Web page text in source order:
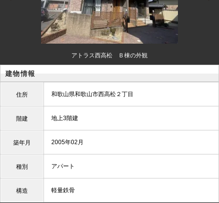
アトラス西高松 Ｂ棟の外観
建物情報
住所 和歌山県和歌山市西高松２丁目
階建 地上3階建
築年月 2005年02月
種別 アパート
構造 軽量鉄骨